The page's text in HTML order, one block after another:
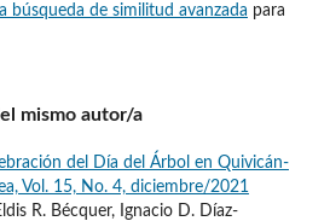
búsqueda de similitud avanzada para
mismo autor/a
del Día del Árbol en Quivicán-
Vol. 15, No. 4, diciembre/2021
R. Bécquer, Ignacio D. Díaz-